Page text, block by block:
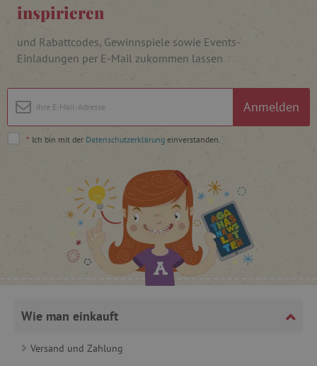
inspirieren
und Rabattcodes, Gewinnspiele sowie Events-
Einladungen per E-Mail zukommen lassen
Anmelden
* Ich bin mit der Datenschutzerklärung einverstanden.
Wie man einkauft
Versand und Zahlung
.agathaswelt.de
product_filter_remember www.agathaswelt.de
_sp_ses.ab3e
www.agathaswelt.de
CookieScriptConsent
CookieScript